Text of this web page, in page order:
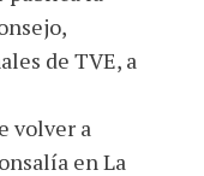
de TVE, a
volver a
en La